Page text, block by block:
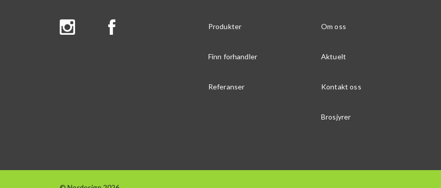
Produkter Om oss
Finn forhandler Aktuelt
Referanser Kontakt oss
Brosjyrer